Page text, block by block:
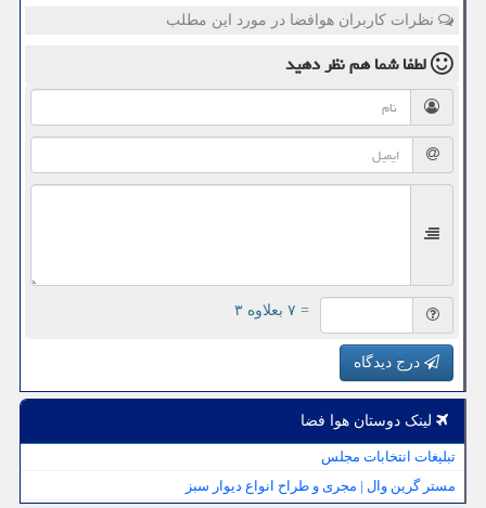
نظرات کاربران هوافضا در مورد این مطلب
لطفا شما همنظر دهید
= ۷ بعلاوه ۳
درج دیدگاه
لینک دوستان هوا فضا
تبلیغات انتخابات مجلس
مستر گرین وال | مجری و طراح انواع دیوار سبز